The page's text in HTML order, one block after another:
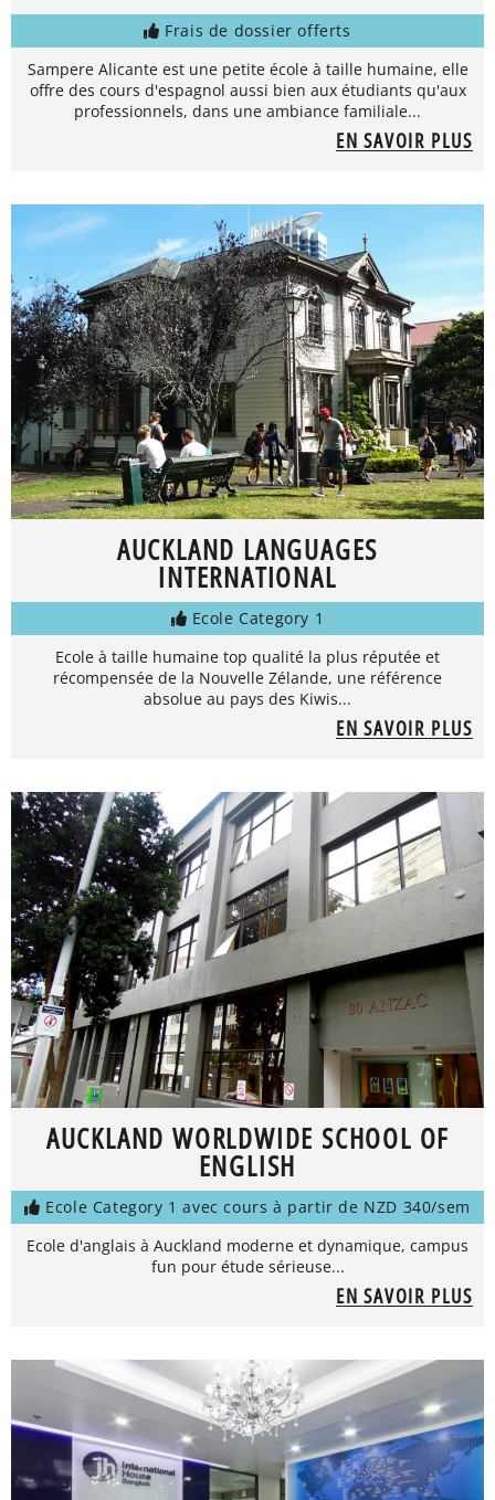
Frais de dossier offerts
Sampere Alicante est une petite école à taille humaine, elle
offre des cours d'espagnol aussi bien aux étudiants qu'aux
professionnels, dans une ambiance familiale...
EN SAVOIR PLUS
AUCKLAND LANGUAGES
INTERNATIONAL
Ecole Category 1
Ecole à taille humaine top qualité la plus réputée et
récompensée de la Nouvelle Zélande, une référence
absolue au pays des Kiwis...
EN SAVOIR PLUS
AUCKLAND WORLDWIDE SCHOOL OF
ENGLISH
Ecole Category 1 avec cours à partir de NZD 340/sem
Ecole d'anglais à Auckland moderne et dynamique, campus
fun pour étude sérieuse...
EN SAVOIR PLUS